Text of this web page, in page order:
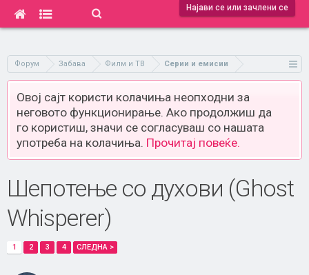
Најави се или зачлени се
Форум Забава Филм и ТВ Серии и емисии
Овој сајт користи колачиња неопходни за
неговото функционирање. Ако продолжиш да
го користиш, значи се согласуваш со нашата
употреба на колачиња. Прочитај повеќе.
Шепотење со духови (Ghost
Whisperer)
1 2 3 4 СЛЕДНА >